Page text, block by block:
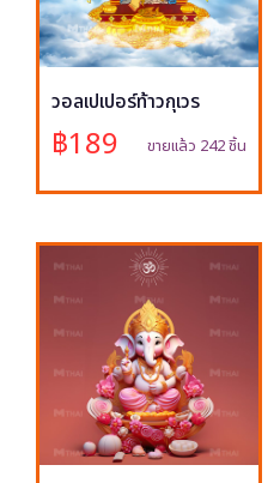
วอลเปเปอร์ท้าวกุเวร
฿189 ขายแล้ว 242 ชิ้น